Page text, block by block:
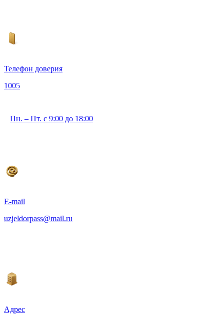
Телефон доверия
1005
Пн. – Пт. с 9:00 до 18:00
E-mail
uzjeldorpass@mail.ru
Адрес